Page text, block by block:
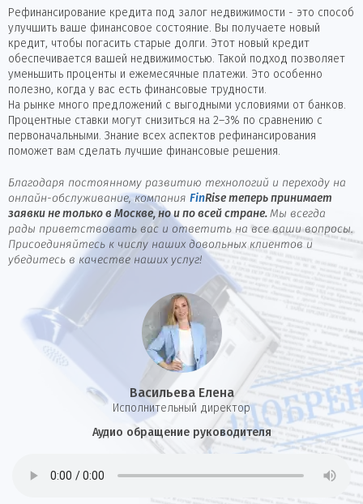
Рефинансирование кредита под залог недвижимости - это способ
улучшить ваше финансовое состояние. Вы получаете новый
кредит, чтобы погасить старые долги. Этот новый кредит
обеспечивается вашей недвижимостью. Такой подход позволяет
уменьшить проценты и ежемесячные платежи. Это особенно
полезно, когда у вас есть финансовые трудности.
На рынке много предложений с выгодными условиями от банков.
Процентные ставки могут снизиться на 2–3% по сравнению с
первоначальными. Знание всех аспектов рефинансирования
поможет вам сделать лучшие финансовые решения.
Благодаря постоянному развитию технологий и переходу на
онлайн-обслуживание, компания FinRise теперь принимает
заявки не только в Москве, но и по всей стране. Мы всегда
рады приветствовать вас и ответить на все ваши вопросы.
Присоединяйтесь к числу наших довольных клиентов и
убедитесь в качестве наших услуг!
Васильева Елена
И сполнительный директор
Аудио обращение руководителя